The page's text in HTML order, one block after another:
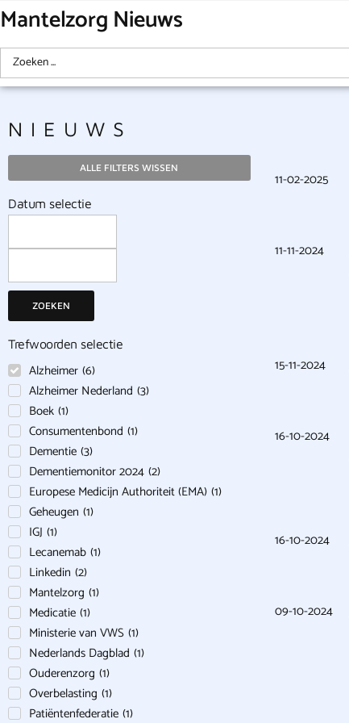
Mantelzorg Nieuws
NIEUWS
ALLE FILTERS WISSEN
Datum selectie
ZOEKEN
Trefwoorden selectie
Alzheimer (6)
Alzheimer Nederland (3)
Boek (1)
Consumentenbond (1)
Dementie (3)
Dementiemonitor 2024 (2)
Europese Medicijn Authoriteit (EMA) (1)
Geheugen (1)
IGJ (1)
Lecanemab (1)
Linkedin (2)
Mantelzorg (1)
Medicatie (1)
Ministerie van VWS (1)
Nederlands Dagblad (1)
Ouderenzorg (1)
Overbelasting (1)
Patiëntenfederatie (1)
11-02-2025
11-11-2024
15-11-2024
16-10-2024
16-10-2024
09-10-2024